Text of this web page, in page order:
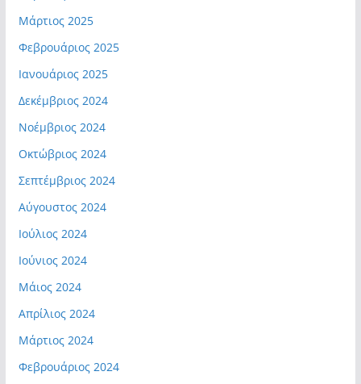
Μάρτιος 2025
Φεβρουάριος 2025
Ιανουάριος 2025
Δεκέμβριος 2024
Νοέμβριος 2024
Οκτώβριος 2024
Σεπτέμβριος 2024
Αύγουστος 2024
Ιούλιος 2024
Ιούνιος 2024
Μάιος 2024
Απρίλιος 2024
Μάρτιος 2024
Φεβρουάριος 2024